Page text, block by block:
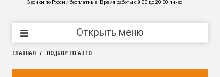
Звонки по России бесплатные. Время работы с 9:00 до 20:00 пн-вс
Открыть меню
ГЛАВНАЯ ПОДБОР ПО АВТО